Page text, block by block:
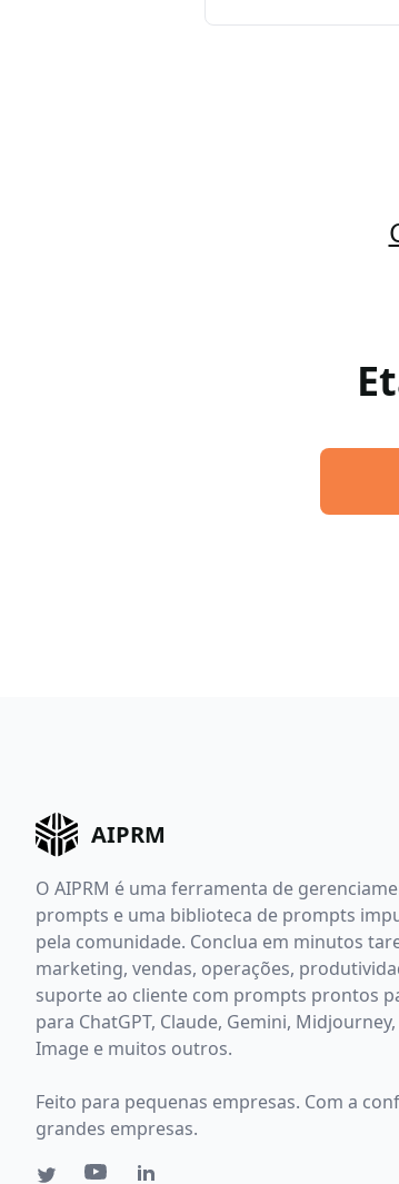
AIPRM
O AIPRM é uma ferramenta de
prompts e uma biblioteca de prompts
pela comunidade. Conclua em minutos
marketing, vendas, operações,
suporte ao cliente com prompts prontos
para ChatGPT, Claude, Gemini, Midjourney,
Image e muitos outros.
Feito para pequenas empresas. Com a
grandes empresas.